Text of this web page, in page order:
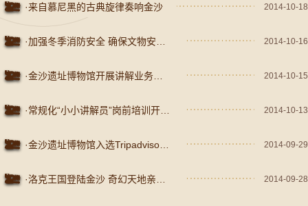
·来自慕尼黑的古典旋律奏响金沙 2014-10-18
·加强冬季消防安全 确保文物安全--我馆开展消防灭火和疏散实战演练 2014-10-16
·金沙遗址博物馆开展讲解业务知识培训 2014-10-15
·常规化“小小讲解员”岗前培训开始啦！ 2014-10-13
·金沙遗址博物馆入选Tripadvisor中国最热门博物馆TOP10 2014-09-29
·洛克王国登陆金沙 奇幻天地亲子探秘 2014-09-28